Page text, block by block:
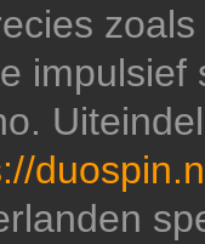
zoals
impulsief